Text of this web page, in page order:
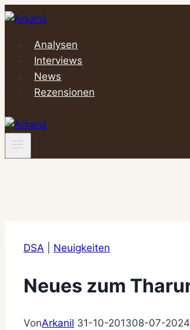
Zum
springenAnalysen
Interviews
News
Rezensionen
DSA Neuigkeiten
Neues zum
VonArkanil 31-10-201308-07-2024